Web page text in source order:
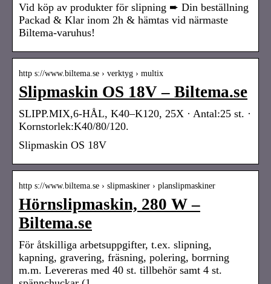
Vid köp av produkter för slipning ➨ Din beställning
Packad & Klar inom 2h & hämtas vid närmaste
Biltema-varuhus!
http s://www.biltema.se › verktyg › multix
Slipmaskin OS 18V – Biltema.se
SLIPP.MIX,6-HÅL, K40–K120, 25X · Antal:25 st. ·
Kornstorlek:K40/80/120.
Slipmaskin OS 18V
http s://www.biltema.se › slipmaskiner › planslipmaskiner
Hörnslipmaskin, 280 W –
Biltema.se
För åtskilliga arbetsuppgifter, t.ex. slipning,
kapning, gravering, fräsning, polering, borrning
m.m. Levereras med 40 st. tillbehör samt 4 st.